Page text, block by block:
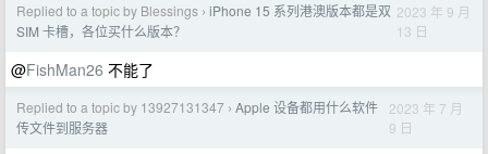
Replied to a topic by Blessings › iPhone 15 系列港澳版本都是双
SIM 卡槽，各位买什么版本？
2023 年 9 月
13 日
@FishMan26 不能了
Replied to a topic by 13927131347 › Apple 设备都用什么软件
传文件到服务器
2023 年 7 月
9 日